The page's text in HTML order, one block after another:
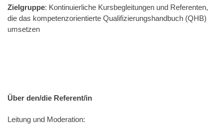
Zielgruppe: Kontinuierliche Kursbegleitungen und Referenten,
die das kompetenzorientierte Qualifizierungshandbuch (QHB)
umsetzen
Über den/die Referent/in
Leitung und Moderation: